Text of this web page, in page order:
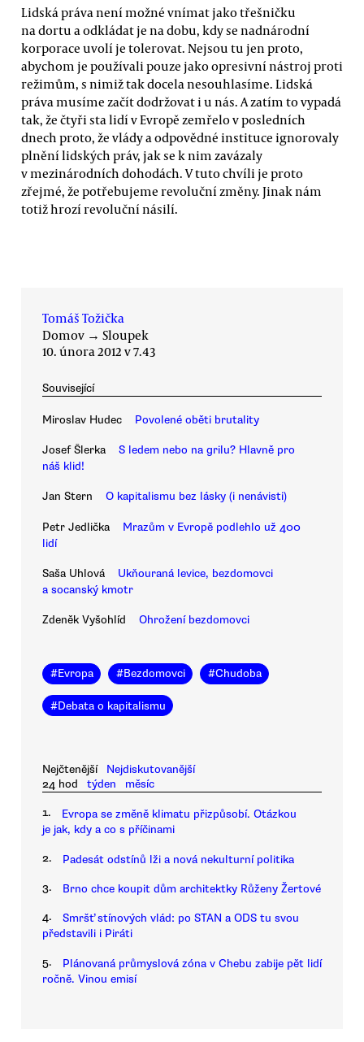
Lidská práva není možné vnímat jako třešničku
na dortu a odkládat je na dobu, kdy se nadnárodní
korporace uvolí je tolerovat. Nejsou tu jen proto,
abychom je používali pouze jako opresivní nástroj proti
režimům, s nimiž tak docela nesouhlasíme. Lidská
práva musíme začít dodržovat i u nás. A zatím to vypadá
tak, že čtyři sta lidí v Evropě zemřelo v posledních
dnech proto, že vlády a odpovědné instituce ignorovaly
plnění lidských práv, jak se k nim zavázaly
v mezinárodních dohodách. V tuto chvíli je proto
zřejmé, že potřebujeme revoluční změny. Jinak nám
totiž hrozí revoluční násilí.
Tomáš Tožička
Domov → Sloupek
10. února 2012 v 7.43
Související
Miroslav Hudec Povolené oběti brutality
Josef Šlerka
S ledem nebo na grilu? Hlavně pro
náš klid!
Jan Stern O kapitalismu bez lásky (i nenávisti)
Petr Jedlička
Mrazům v Evropě podlehlo už 400
lidí
Saša Uhlová
Ukňouraná levice, bezdomovci
a socanský kmotr
Zdeněk Vyšohlíd Ohrožení bezdomovci
#Evropa #Bezdomovci #Chudoba
#Debata o kapitalismu
Nejčtenější
Nejdiskutovanější
24 hod
týden měsíc
1.
Evropa se změně klimatu přizpůsobí. Otázkou
je jak, kdy a co s příčinami
2. Padesát odstínů lži a nová nekulturní politika
3. Brno chce koupit dům architektky Růženy Žertové
4.
Smršť stínových vlád: po STAN a ODS tu svou
představili i Piráti
5.
Plánovaná průmyslová zóna v Chebu zabije pět lidí
ročně. Vinou emisí